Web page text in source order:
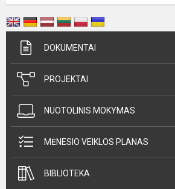
DOKUMENTAI
PROJEKTAI
NUOTOLINIS MOKYMAS
MĖNESIO VEIKLOS PLANAS
BIBLIOTEKA